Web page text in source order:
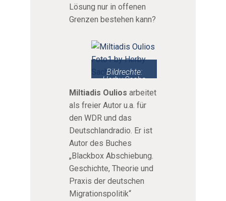
Lösung nur in offenen
Grenzen bestehen kann?
Bildrechte:
Herby Sachs
Miltiadis Oulios arbeitet
als freier Autor u.a. für
den WDR und das
Deutschlandradio. Er ist
Autor des Buches
„Blackbox Abschiebung.
Geschichte, Theorie und
Praxis der deutschen
Migrationspolitik“